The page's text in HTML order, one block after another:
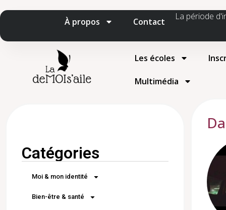
À propos Contact La période
Les écoles
Multimédia
Catégories
Moi & mon identité
Bien-être & santé